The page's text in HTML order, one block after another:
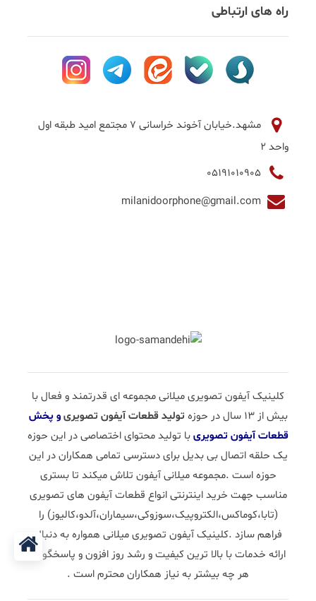
راه های ارتباطی
مشهد.خیابان آخوند خراسانی 7 مجتمع امید طبقه اول
واحد 2
کلینیک آیفون تصویری میلانی مجموعه ای قدرتمند و فعال با
بیش از 13 سال در حوزه
تولید قطعات آیفون تصویریو پخش
قطعات آیفون تصویریبا تولید محتوای اختصاصی در این حوزه
یک حلقه اتصال بی بدیل برای دسترسی تمامی همکاران در این
حوزه است .مجموعه میلانی آیفون تلاش میکند تا بستری
مناسب جهت خرید اینترنتی انواع قطعات آیفون های تصویری
(تابا،کوماکس،الکتروپیک،سوزوکی،سیماران،آلدو،کالیوز) را
فراهم سازد .کلینیک آیفون تصویری میلانی همواره به دنبال
ارائه خدمات با بالا ترین کیفیت و رشد روز افزون و پاسخگویی
هر چه بیشتر به نیاز همکاران محترم است .